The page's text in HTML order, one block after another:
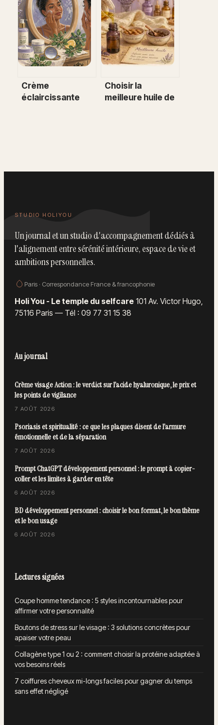
mois de cure pour
restaurer votre
barrière cutanée
concepts
narratifs pour
graver votre
histoire au-delà
du prénom
Crème
éclaircissante
Choisir la
meilleure huile de
STUDIO HOLIYOU
Un journal et un studio d'accompagnement dédiés à
l'alignement entre sérénité intérieure, espace de vie et
ambitions personnelles.
Paris · Correspondance France & francophonie
Holi You - Le temple du selfcare 101 Av. Victor Hugo,
75116 Paris — Tél : 09 77 31 15 38
Au journal
Crème visage Action : le verdict sur l’acide hyaluronique, le prix et
les points de vigilance
7 AOÛT 2026
Psoriasis et spiritualité : ce que les plaques disent de l’armure
émotionnelle et de la séparation
7 AOÛT 2026
Prompt ChatGPT développement personnel : le prompt à copier-
coller et les limites à garder en tête
6 AOÛT 2026
BD développement personnel : choisir le bon format, le bon thème
et le bon usage
6 AOÛT 2026
Lectures signées
Coupe homme tendance : 5 styles incontournables pour
affirmer votre personnalité
Boutons de stress sur le visage : 3 solutions concrètes pour
apaiser votre peau
Collagène type 1 ou 2 : comment choisir la protéine adaptée à
vos besoins réels
7 coiffures cheveux mi-longs faciles pour gagner du temps
sans effet négligé